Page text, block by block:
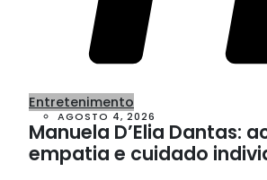
Entretenimento
AGOSTO 4, 2026
Manuela D’Elia Dantas:
empatia e cuidado